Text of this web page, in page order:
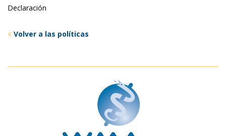
Declaración
Volver a las políticas